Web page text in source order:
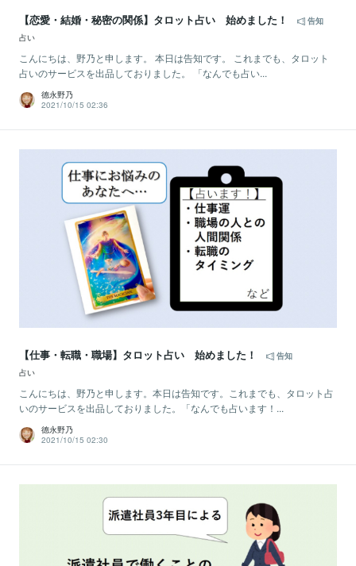
【恋愛・結婚・秘密の関係】タロット占い 始めました！
告知
占い
こんにちは、野乃と申します。 本日は告知です。 これまでも、タロット
占いのサービスを出品しておりました。 「なんでも占い...
德永野乃
2021/10/15 02:36
【仕事・転職・職場】タロット占い 始めました！
告知
占い
こんにちは、野乃と申します。本日は告知です。これまでも、タロット占
いのサービスを出品しておりました。「なんでも占います！...
德永野乃
2021/10/15 02:30